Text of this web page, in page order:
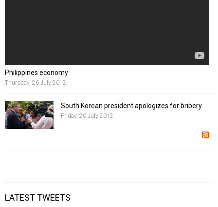
Philippines economy
Thursday, 26 July 2012
South Korean president apologizes for bribery
Friday, 20 July 2012
LATEST TWEETS